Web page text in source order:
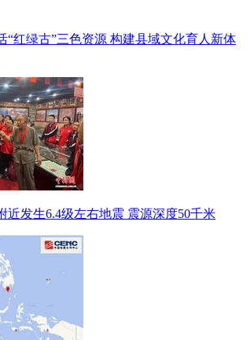
“红绿古”三色资源 构建县域文化育人新体
近发生6.4级左右地震 震源深度50千米